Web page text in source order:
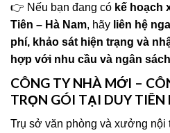
👉 Nếu bạn đang có kế hoạch
Tiên – Hà Nam, hãy liên hệ
phí, khảo sát hiện trạng và
hợp với nhu cầu và ngân
CÔNG TY NHÀ MỚI –
TRỌN GÓI TẠI DUY TIÊN
Trụ sở văn phòng và xưởng nội